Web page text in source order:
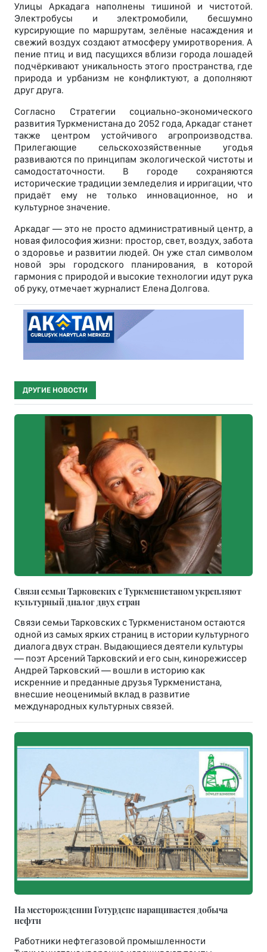
Улицы Аркадага наполнены тишиной и чистотой.
Электробусы и электромобили, бесшумно
курсирующие по маршрутам, зелёные насаждения и
свежий воздух создают атмосферу умиротворения. А
пение птиц и вид пасущихся вблизи города лошадей
подчёркивают уникальность этого пространства, где
природа и урбанизм не конфликтуют, а дополняют
друг друга.
Согласно Стратегии социально-экономического
развития Туркменистана до 2052 года, Аркадаг станет
также центром устойчивого агропроизводства.
Прилегающие сельскохозяйственные угодья
развиваются по принципам экологической чистоты и
самодостаточности. В городе сохраняются
исторические традиции земледелия и ирригации, что
придаёт ему не только инновационное, но и
культурное значение.
Аркадаг — это не просто административный центр, а
новая философия жизни: простор, свет, воздух, забота
о здоровье и развитии людей. Он уже стал символом
новой эры городского планирования, в которой
гармония с природой и высокие технологии идут рука
об руку, отмечает журналист Елена Долгова.
ДРУГИЕ НОВОСТИ
Связи семьи Тарковских с Туркменистаном укрепляют
культурный диалог двух стран
Связи семьи Тарковских с Туркменистаном остаются
одной из самых ярких страниц в истории культурного
диалога двух стран. Выдающиеся деятели культуры
— поэт Арсений Тарковский и его сын, кинорежиссер
Андрей Тарковский — вошли в историю как
искренние и преданные друзья Туркменистана,
внесшие неоценимый вклад в развитие
международных культурных связей.
На месторождении Готурдепе наращивается добыча
нефти
Работники нефтегазовой промышленности